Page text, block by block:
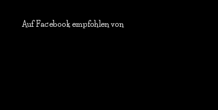
Auf Facebook empfohlen von